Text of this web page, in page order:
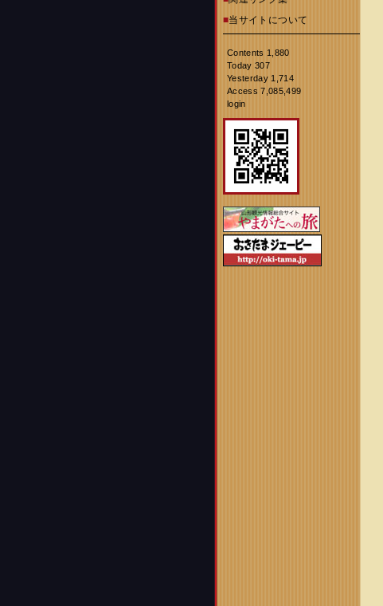
■当サイトについて
Contents 1,880
Today 307
Yesterday 1,714
Access 7,085,499
login